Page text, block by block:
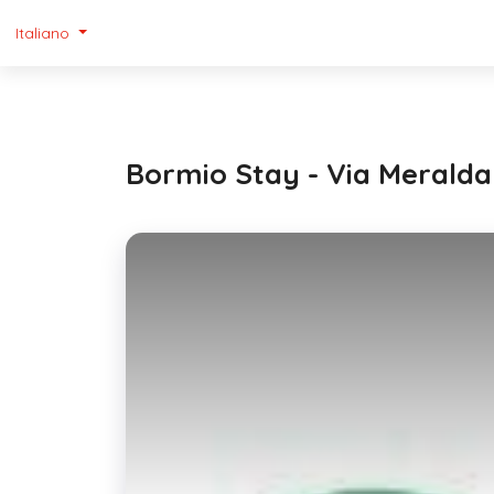
Italiano
Bormio Stay - Via Meralda